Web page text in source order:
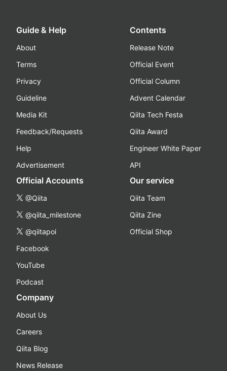
Guide & Help
About
Terms
Privacy
Guideline
Media Kit
Feedback/Requests
Help
Advertisement
Contents
Release Note
Official Event
Official Column
Advent Calendar
Qiita Tech Festa
Qiita Award
Engineer White Paper
API
Official Accounts
@Qiita
@qiita_milestone
@qiitapoi
Facebook
YouTube
Podcast
Our service
Qiita Team
Qiita Zine
Official Shop
Company
About Us
Careers
Qiita Blog
News Release